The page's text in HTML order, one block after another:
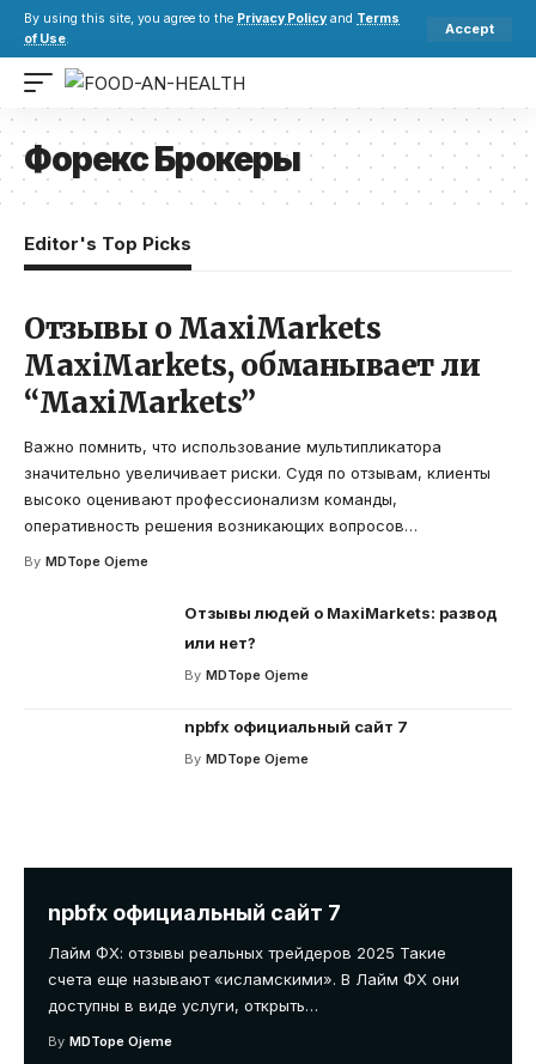
By using this site, you agree to the Privacy Policy and Terms
of Use.
Accept
Форекс Брокеры
npbfx официальный сайт 7
Лайм ФХ: отзывы реальных трейдеров 2025 Такие
счета еще называют «исламскими». В Лайм ФХ они
доступны в виде услуги, открыть…
By MDTope Ojeme
Editor's Top Picks
Отзывы о MaxiMarkets
MaxiMarkets, обманывает ли
“MaxiMarkets”
Важно помнить, что использование мультипликатора
значительно увеличивает риски. Судя по отзывам, клиенты
высоко оценивают профессионализм команды,
оперативность решения возникающих вопросов…
By MDTope Ojeme
Отзывы людей о MaxiMarkets: развод
или нет?
By MDTope Ojeme
npbfx официальный сайт 7
By MDTope Ojeme